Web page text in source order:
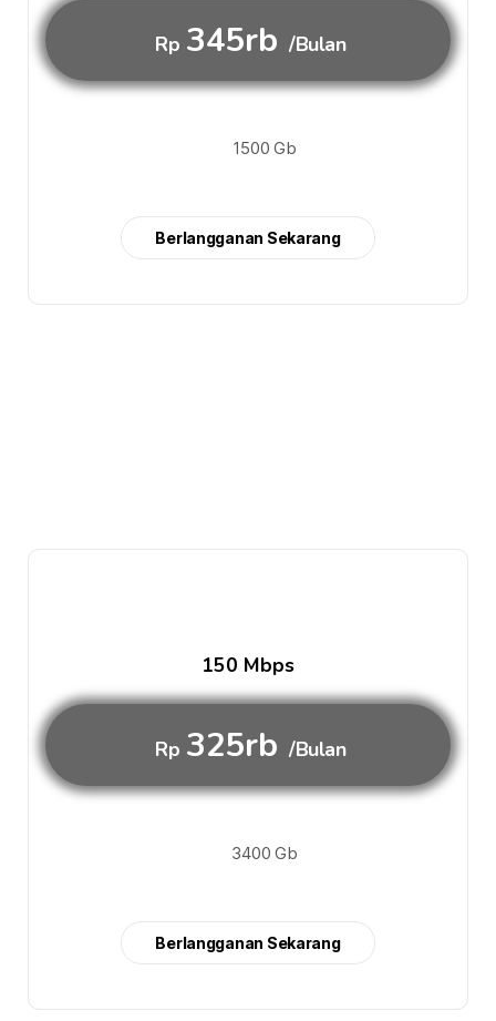
Rp 345rb /Bulan
1500 Gb
Berlangganan Sekarang
150 Mbps
Rp 325rb /Bulan
3400 Gb
Berlangganan Sekarang